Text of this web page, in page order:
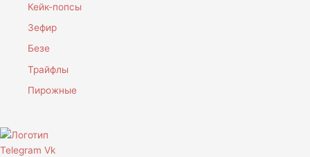
Кейк-попсы
Зефир
Безе
Трайфлы
Пирожные
Telegram Vk